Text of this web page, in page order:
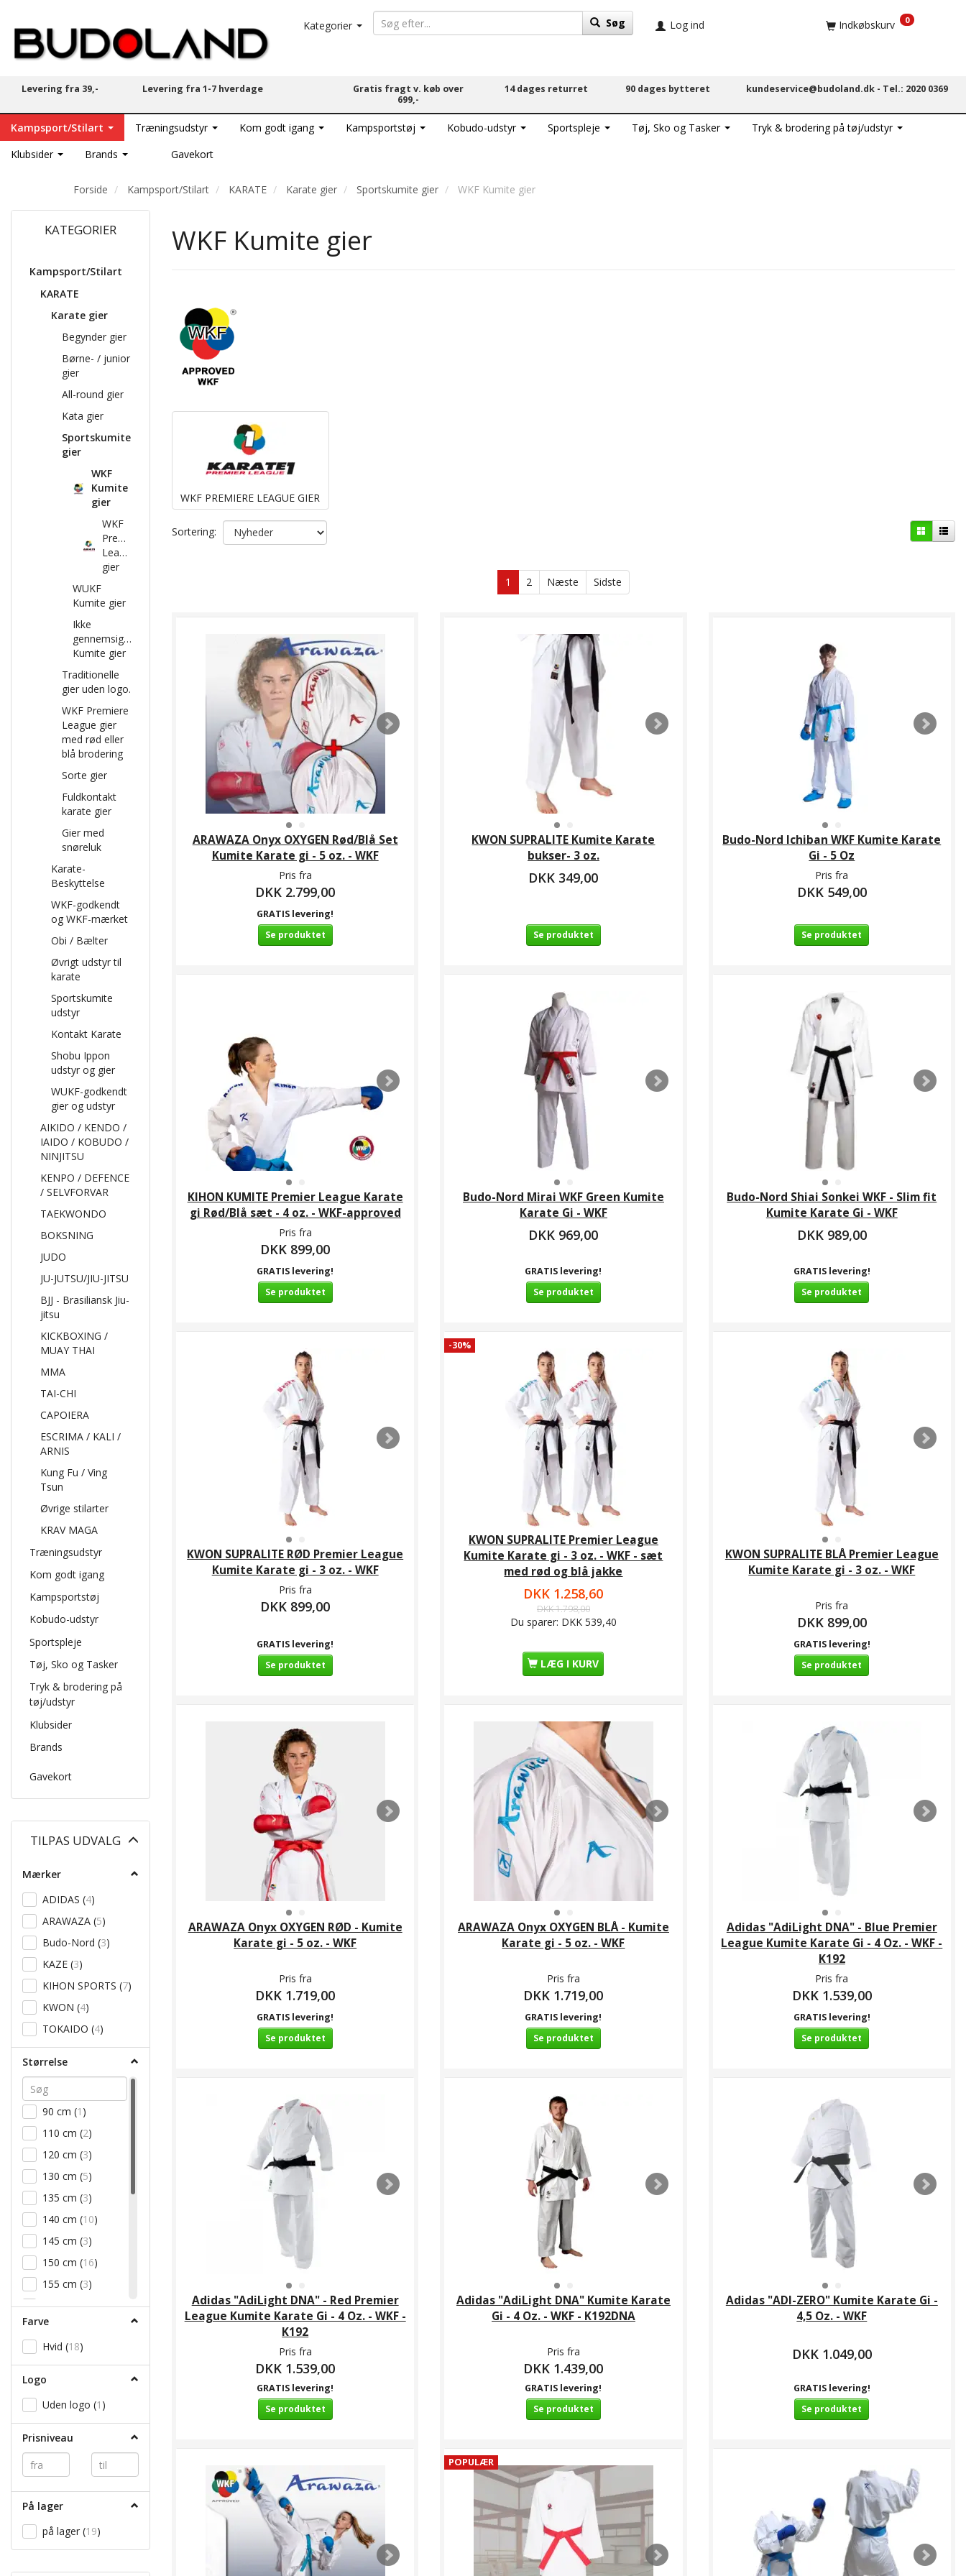
Kategorier Søg Log ind Indkøbskurv 0
Levering fra 39,- Levering fra 1-7 hverdage
Gratis fragt v. køb over
699,-
14 dages returret 90 dages bytteret kundeservice@budoland.dk - Tel.: 2020 0369
Kampsport/Stilart Træningsudstyr Kom godt igang Kampsportstøj Kobudo-udstyr Sportspleje Tøj, Sko og Tasker
Tryk & brodering på tøj/udstyr
Klubsider
Brands Gavekort
Forside Kampsport/Stilart KARATE Karate gier Sportskumite gier WKF Kumite gier
KATEGORIER
Kampsport/Stilart
KARATE
Karate gier
Begynder gier
Børne- / junior
gier
All-round gier
Kata gier
Sportskumite
gier
WKF
Kumite
gier
WKF
Premiere
League
gier
WUKF
Kumite gier
Ikke
gennemsigtige
Kumite gier
Traditionelle
gier uden logo.
WKF Premiere
League gier
med rød eller
blå brodering
Sorte gier
Fuldkontakt
karate gier
Gier med
snøreluk
Karate-
Beskyttelse
WKF-godkendt
og WKF-mærket
Obi / Bælter
Øvrigt udstyr til
karate
Sportskumite
udstyr
Kontakt Karate
Shobu Ippon
udstyr og gier
WUKF-godkendt
gier og udstyr
AIKIDO / KENDO /
IAIDO / KOBUDO /
NINJITSU
KENPO / DEFENCE
/ SELVFORVAR
TAEKWONDO
BOKSNING
JUDO
JU-JUTSU/JIU-JITSU
BJJ - Brasiliansk Jiu-
jitsu
KICKBOXING /
MUAY THAI
MMA
TAI-CHI
CAPOIERA
ESCRIMA / KALI /
ARNIS
Kung Fu / Ving
Tsun
Øvrige stilarter
KRAV MAGA
Træningsudstyr
Kom godt igang
Kampsportstøj
Kobudo-udstyr
Sportspleje
Tøj, Sko og Tasker
Tryk & brodering på
tøj/udstyr
Klubsider
Brands
Gavekort
TILPAS UDVALG
Mærker
ADIDAS (4)
ARAWAZA (5)
Budo-Nord (3)
KAZE (3)
KIHON SPORTS (7)
KWON (4)
TOKAIDO (4)
Størrelse
90 cm (1 )
110 cm (2)
120 cm (3)
130 cm (5)
135 cm (3)
140 cm (10)
145 cm (3)
150 cm (16)
155 cm (3)
160 cm(23)
165 cm
170 cm(
185 cm(16 )
190 cm
195 cm
10)
200 cm
)
Farve
Hvid (18)
Logo
Uden logo (1 )
Prisniveau
På lager
på lager (19)
WKF Kumite gier
WKF PREMIERE LEAGUE GIER
Sortering:
1 2 Næste Sidste
ARAWAZA Onyx OXYGEN Rød/Blå Set
Kumite Karate gi - 5 oz. - WKF
Pris fra
DKK 2.799,00
GRATIS levering!
Se produktet
KWON SUPRALITE Kumite Karate
bukser- 3 oz.
DKK 349,00
Se produktet
Budo-Nord Ichiban WKF Kumite Karate
Gi - 5 Oz
Pris fra
DKK 549,00
Se produktet
KIHON KUMITE Premier League Karate
gi Rød/Blå sæt - 4 oz. - WKF-approved
Pris fra
DKK 899,00
GRATIS levering!
Se produktet
Budo-Nord Mirai WKF Green Kumite
Karate Gi - WKF
DKK 969,00
GRATIS levering!
Se produktet
Budo-Nord Shiai Sonkei WKF - Slim fit
Kumite Karate Gi - WKF
DKK 989,00
GRATIS levering!
Se produktet
KWON SUPRALITE RØD Premier League
Kumite Karate gi - 3 oz. - WKF
Pris fra
DKK 899,00
GRATIS levering!
Se produktet
-30%
KWON SUPRALITE Premier League
Kumite Karate gi - 3 oz. - WKF - sæt
med rød og blå jakke
DKK 1.258,60
DKK 1.798,00
Du sparer: DKK 539,40
LÆG I KURV
KWON SUPRALITE BLÅ Premier League
Kumite Karate gi - 3 oz. - WKF
Pris fra
DKK 899,00
GRATIS levering!
Se produktet
ARAWAZA Onyx OXYGEN RØD - Kumite
Karate gi - 5 oz. - WKF
Pris fra
DKK 1.719,00
GRATIS levering!
Se produktet
ARAWAZA Onyx OXYGEN BLÅ - Kumite
Karate gi - 5 oz. - WKF
Pris fra
DKK 1.719,00
GRATIS levering!
Se produktet
Adidas "AdiLight DNA" - Blue Premier
League Kumite Karate Gi - 4 Oz. - WKF -
K192
Pris fra
DKK 1.539,00
GRATIS levering!
Se produktet
Adidas "AdiLight DNA" - Red Premier
League Kumite Karate Gi - 4 Oz. - WKF -
K192
Pris fra
DKK 1.539,00
GRATIS levering!
Se produktet
Adidas "AdiLight DNA" Kumite Karate
Gi - 4 Oz. - WKF - K192DNA
Pris fra
DKK 1.439,00
GRATIS levering!
Se produktet
Adidas "ADI-ZERO" Kumite Karate Gi -
4,5 Oz. - WKF
DKK 1.049,00
GRATIS levering!
Se produktet
POPULÆR